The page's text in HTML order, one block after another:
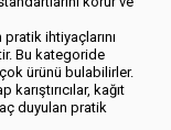
ihtiyaçlarını
Bu kategoride
ürünü bulabilirler.
kağıt
duyulan pratik